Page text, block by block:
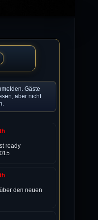
Gäste
aber nicht
ready
den neuen